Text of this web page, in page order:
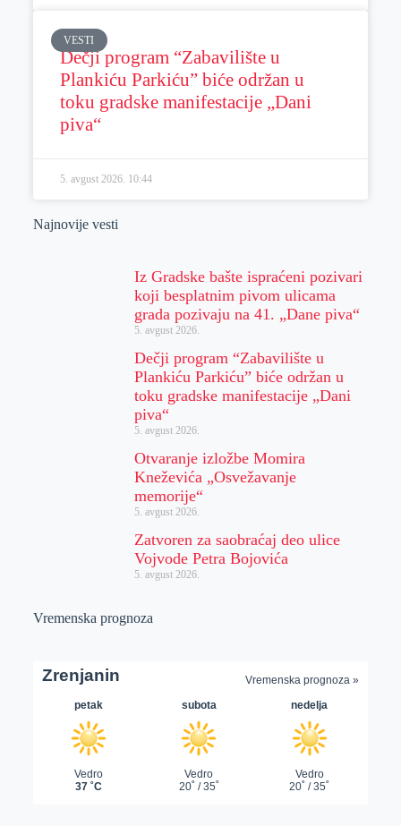
VESTI
Dečji program “Zabavilište u
Plankiću Parkiću” biće održan u
toku gradske manifestacije „Dani
piva“
5. avgust 2026. 10:44
Najnovije vesti
Iz Gradske bašte ispraćeni pozivari
koji besplatnim pivom ulicama
grada pozivaju na 41. „Dane piva“
5. avgust 2026.
Dečji program “Zabavilište u
Plankiću Parkiću” biće održan u
toku gradske manifestacije „Dani
piva“
5. avgust 2026.
Otvaranje izložbe Momira
Kneževića „Osvežavanje
memorije“
5. avgust 2026.
Zatvoren za saobraćaj deo ulice
Vojvode Petra Bojovića
5. avgust 2026.
Vremenska prognoza